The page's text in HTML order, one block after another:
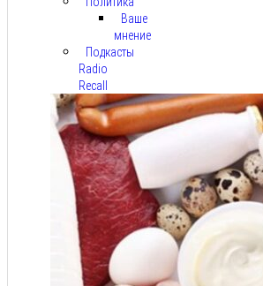
Ваше
мнение
Подкасты
Radio
Recall